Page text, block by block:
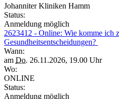
Johanniter Kliniken Hamm
Status:
Anmeldung möglich
2623412 - Online: Wie komme ich
Gesundheitsentscheidungen?
Wann:
am Do. 26.11.2026, 19.00 Uhr
Wo:
ONLINE
Status:
Anmeldung möglich